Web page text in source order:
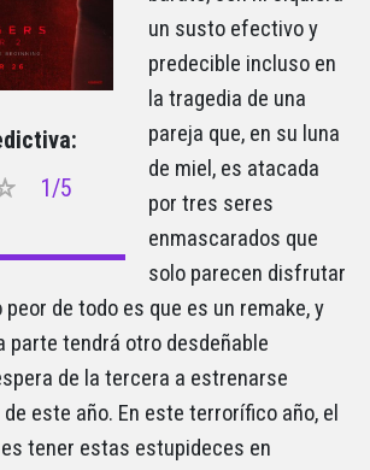
1/5
un susto efectivo y
predecible incluso en
la tragedia de una
pareja que, en su luna
de miel, es atacada
por tres seres
enmascarados que
solo parecen disfrutar
de todo es que es un remake, y
parte tendrá otro desdeñable
de la tercera a estrenarse
este año. En este terrorífico año, el
tener estas estupideces en